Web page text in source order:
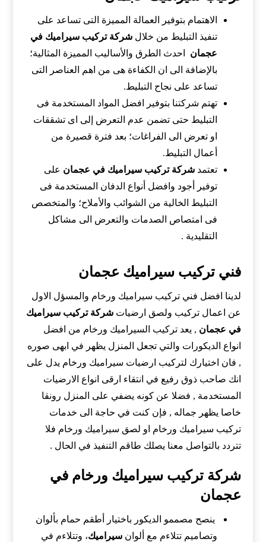
الاهتمام بتوفير العمالة المميزة التى تساعد على
تنفيذ التبليط من خلالشركة تركيب سيراميك في
عجمان
احدث الطرق والأساليب المميزة المثالية؛
بالإضافة الى ان الكفاءة هى من اهم العناصر التى
تساعد على نجاح التبليط.
تهتم شركتنا بتوفير افضل المواد المستخدمة فى
التبليط حتى تضمن عدم التعرض إلى اى تشققات
او تعرض الى الفراغات؛ بعد فترة قصيرة من
أعمال التبليط.
تعتمدشركة تركيب سيراميك في عجمان على
توفير أجود وافضل أنواع الدفان المستخدمة فى
التبليط الخالية من الشوائب والأملاح؛ والمتخصص
فى امتصاص الصدمات والتعرض الى مشاكل
التقليدية .
فني تركيب سيراميك عجمان
لدينا افضل فني تركيب سيراميك ورخام والمسؤل الاول
عن اعمال تركيب ولصق ارضياتشركة تركيب سيراميك
في عجمان , يعد تركيب السيراميك ورخام من افضل
انواع الديكورات والتي تجعل المنزل يظهر في ابهى صوره
, فان اختيارك لتركيب ارضيات سيراميك ورخام يدل على
انك صاحب ذوق رفيع في انتقاء ارقى انواع الارضيات
المستخدمة , فضلا عن كونه يضفي على المنزل رونقا
خاصا يظهر جماله , فإن كنت في حاجة الى خدمات
تركيب سيراميك ورخام او لصق سيراميك ورخام فلا
تتردد بالتواصل معنا يصلك طاقم التنفيذ في الحال .
شركة تركيب سيراميك ورخام في
عجمان
ينصح مصممو الديكور باختيار أطقم حمام بألوان
وتصاميم تتلاءم مع ألوانسيراميك، وتتلاءم في